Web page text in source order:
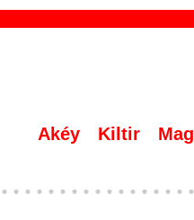
Akéy Kiltir Mag